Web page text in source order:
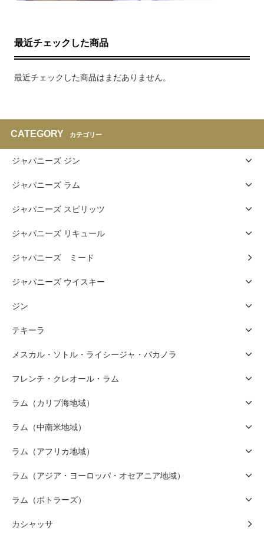
最近チェックした商品
最近チェックした商品はまだありません。
CATEGORY カテゴリー
ジャパニーズ ジン
ジャパニーズ ラム
ジャパニーズ スピリッツ
ジャパニーズ リキュール
ジャパニーズ ミード
ジャパニーズ ウイスキー
ジン
テキーラ
メスカル・ソトル・ライシージャ・バカノラ
フレンチ・クレオール・ラム
ラム（カリブ海地域）
ラム（中南米地域）
ラム（アフリカ地域）
ラム（アジア・ヨーロッパ・オセアニア地域）
ラム（ボトラーズ）
カシャッサ